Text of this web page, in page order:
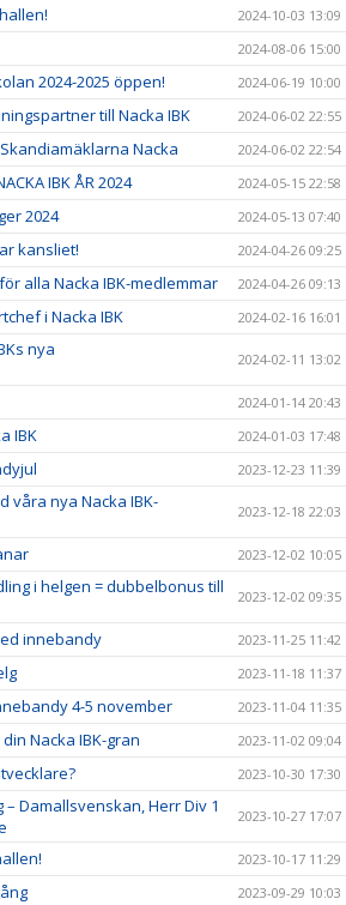
2024-10-03 13:09
2024-08-06 15:00
2024-2025 öppen! 2024-06-19 10:00
till Nacka IBK 2024-06-02 22:55
Nacka 2024-06-02 22:54
IBK ÅR 2024 2024-05-15 22:58
2024 2024-05-13 07:40
kansliet! 2024-04-26 09:25
alla Nacka IBK-medlemmar 2024-04-26 09:13
i Nacka IBK 2024-02-16 16:01
nya
2024-02-11 13:02
2024-01-14 20:43
IBK 2024-01-03 17:48
2023-12-23 11:39
våra nya Nacka IBK-
2023-12-18 22:03
2023-12-02 10:05
i helgen = dubbelbonus till
2023-12-02 09:35
innebandy 2023-11-25 11:42
2023-11-18 11:37
4-5 november 2023-11-04 11:35
Nacka IBK-gran 2023-11-02 09:04
2023-10-30 17:30
Damallsvenskan, Herr Div 1
2023-10-27 17:07
2023-10-17 11:29
2023-09-29 10:03